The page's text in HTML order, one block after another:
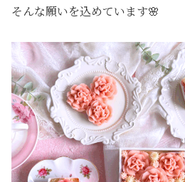
そんな願いを込めています🌸